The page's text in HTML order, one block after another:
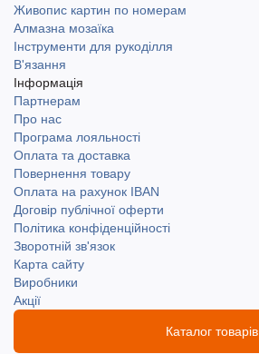
Живопис картин по номерам
Алмазна мозаїка
Інструменти для рукоділля
В'язання
Інформація
Партнерам
Про нас
Програма лояльності
Оплата та доставка
Повернення товару
Оплата на рахунок IBAN
Договір публічної оферти
Політика конфіденційності
Зворотній зв'язок
Карта сайту
Виробники
Акції
Каталог товарів